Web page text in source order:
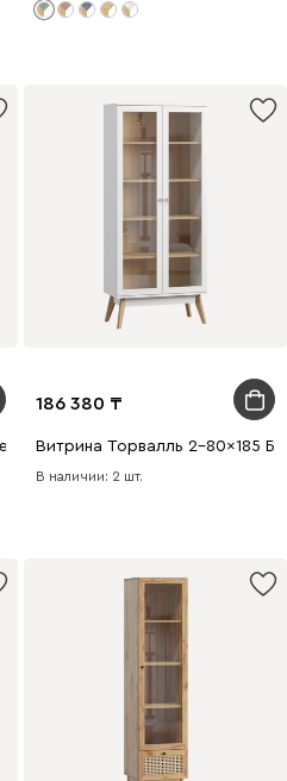
186 380
Витрина Торвалль 2-80x185
В наличии: 2 шт.